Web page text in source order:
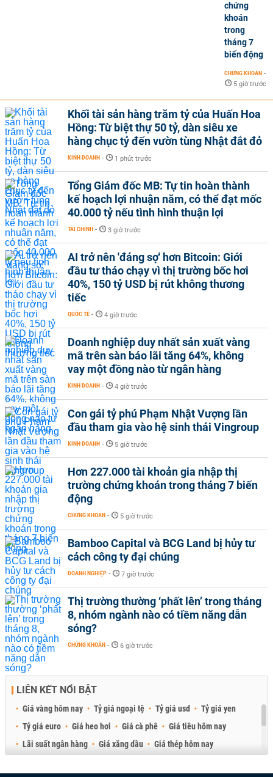
chứng
khoán
trong
tháng 7
biến động
CHỨNG KHOÁN -
5 giờ trước
Khối tài sản hàng trăm tỷ của Huấn Hoa
Hồng: Từ biệt thự 50 tỷ, dàn siêu xe
hàng chục tỷ đến vườn tùng Nhật đắt đỏ
KINH DOANH - 1 phút trước
Tổng Giám đốc MB: Tự tin hoàn thành
kế hoạch lợi nhuận năm, có thể đạt mốc
40.000 tỷ nếu tình hình thuận lợi
TÀI CHÍNH - 3 giờ trước
AI trở nên 'đáng sợ' hơn Bitcoin: Giới
đầu tư tháo chạy vì thị trường bốc hơi
40%, 150 tỷ USD bị rút không thương
tiếc
QUỐC TẾ - 4 giờ trước
Doanh nghiệp duy nhất sản xuất vàng
mã trên sàn báo lãi tăng 64%, không
vay một đồng nào từ ngân hàng
KINH DOANH - 4 giờ trước
Con gái tỷ phú Phạm Nhật Vượng lần
đầu tham gia vào hệ sinh thái Vingroup
KINH DOANH - 5 giờ trước
Hơn 227.000 tài khoản gia nhập thị
trường chứng khoán trong tháng 7 biến
động
CHỨNG KHOÁN - 5 giờ trước
Bamboo Capital và BCG Land bị hủy tư
cách công ty đại chúng
DOANH NGHIỆP - 7 giờ trước
Thị trường thường ‘phất lên’ trong tháng
8, nhóm ngành nào có tiềm năng dẫn
sóng?
CHỨNG KHOÁN - 6 giờ trước
LIÊN KẾT NỔI BẬT
Giá vàng hôm nay Tỷ giá ngoại tệ Tỷ giá usd
Tỷ giá yen
Tỷ giá euro
Giá heo hơi Giá cà phê
Giá tiêu hôm nay
Lãi suất ngân hàng
Giá xăng dầu
Giá thép hôm nay